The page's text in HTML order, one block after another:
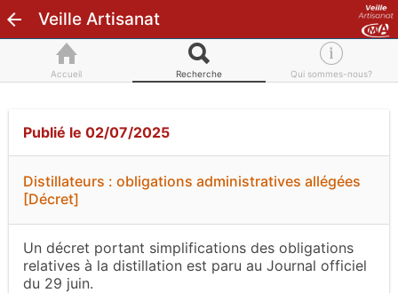
Veille Artisanat
Accueil Recherche Qui sommes-nous?
Publié le 02/07/2025
Distillateurs : obligations administratives allégées
[Décret]
Un décret portant simplifications des obligations
relatives à la distillation est paru au Journal officiel
du 29 juin.